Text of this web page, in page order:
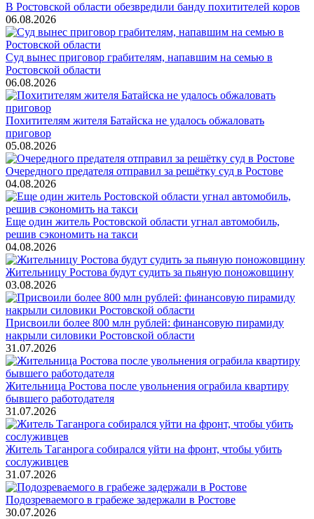
В Ростовской области обезвредили банду похитителей коров
06.08.2026
Суд вынес приговор грабителям, напавшим на семью в
Ростовской области
06.08.2026
Похитителям жителя Батайска не удалось обжаловать
приговор
05.08.2026
Очередного предателя отправил за решётку суд в Ростове
04.08.2026
Еще один житель Ростовской области угнал автомобиль,
решив сэкономить на такси
04.08.2026
Жительницу Ростова будут судить за пьяную поножовщину
03.08.2026
Присвоили более 800 млн рублей: финансовую пирамиду
накрыли силовики Ростовской области
31.07.2026
Жительница Ростова после увольнения ограбила квартиру
бывшего работодателя
31.07.2026
Житель Таганрога собирался уйти на фронт, чтобы убить
сослуживцев
31.07.2026
Подозреваемого в грабеже задержали в Ростове
30.07.2026